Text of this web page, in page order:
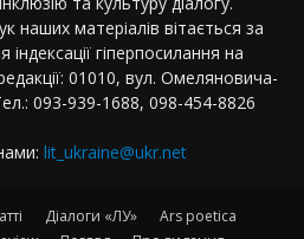
наших матеріалів вітається за
гіперпосилання на
01010, вул. Омеляновича-
093-939-1688, 098-454-8826
lit_ukraine@ukr.net
Діалоги «ЛУ»
Ars poetica